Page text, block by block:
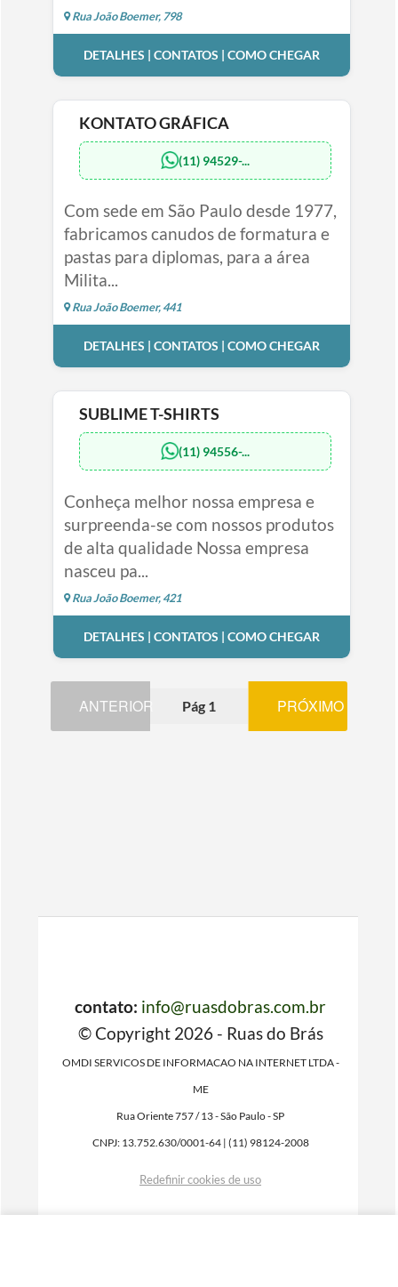
Rua João Boemer, 798
DETALHES | CONTATOS | COMO CHEGAR
KONTATO GRÁFICA
(11) 94529-...
Com sede em São Paulo desde 1977,
fabricamos canudos de formatura e
pastas para diplomas, para a área
Milita...
Rua João Boemer, 441
DETALHES | CONTATOS | COMO CHEGAR
SUBLIME T-SHIRTS
(11) 94556-...
Conheça melhor nossa empresa e
surpreenda-se com nossos produtos
de alta qualidade Nossa empresa
nasceu pa...
Rua João Boemer, 421
DETALHES | CONTATOS | COMO CHEGAR
ANTERIOR Pág 1 PRÓXIMO
contato: info@ruasdobras.com.br
© Copyright 2026 - Ruas do Brás
OMDI SERVICOS DE INFORMACAO NA INTERNET LTDA -
ME
Rua Oriente 757 / 13 - São Paulo - SP
CNPJ: 13.752.630/0001-64 | (11) 98124-2008
Redefinir cookies de uso